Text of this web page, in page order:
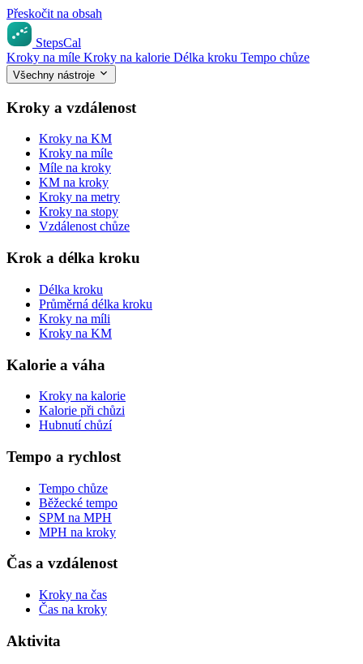
Přeskočit na obsah
StepsCal
Kroky na míle Kroky na kalorie Délka kroku Tempo chůze
Všechny nástroje
Kroky a vzdálenost
Kroky na KM
Kroky na míle
Míle na kroky
KM na kroky
Kroky na metry
Kroky na stopy
Vzdálenost chůze
Krok a délka kroku
Délka kroku
Průměrná délka kroku
Kroky na míli
Kroky na KM
Kalorie a váha
Kroky na kalorie
Kalorie při chůzi
Hubnutí chůzí
Tempo a rychlost
Tempo chůze
Běžecké tempo
SPM na MPH
MPH na kroky
Čas a vzdálenost
Kroky na čas
Čas na kroky
Aktivita